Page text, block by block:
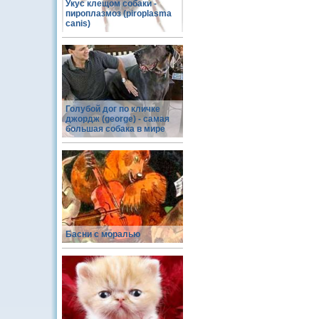
Укус клещом собаки -
пироплазмоз (piroplasma
canis)
Голубой дог по кличке
джордж (george) - самая
большая собака в мире
Басни с моралью